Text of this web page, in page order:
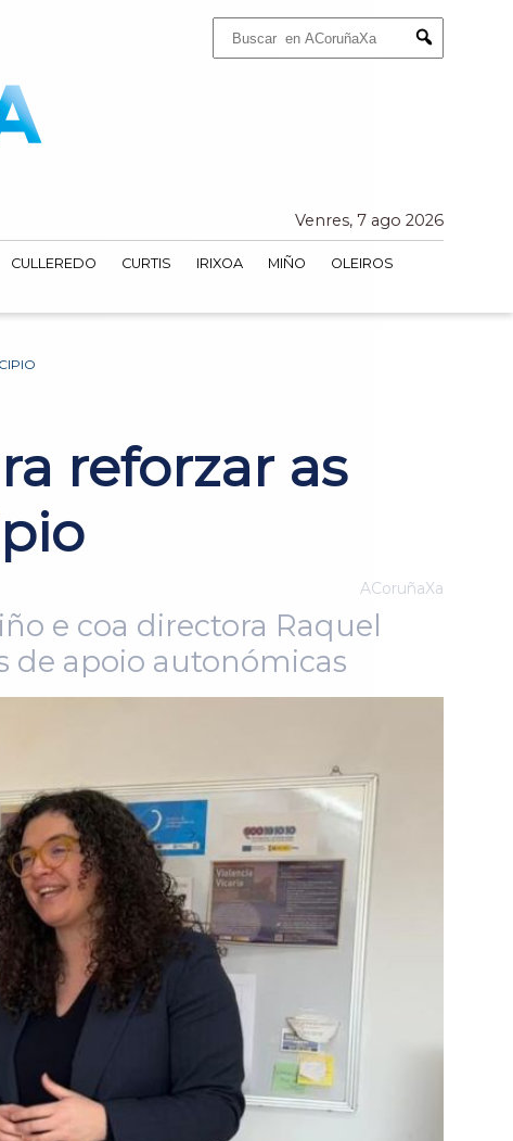
Submit
Venres, 7 ago 2026
CULLEREDO CURTIS IRIXOA MIÑO
OLEIROS
reforzar as
ACoruñaXa
e coa directora Raquel
de apoio autonómicas